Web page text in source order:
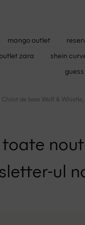
mango outlet
zara
shein
Chilot de baie Wolf &
ul